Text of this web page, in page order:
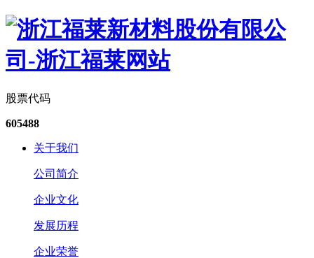
股票代码
605488
关于我们
公司简介
企业文化
发展历程
企业荣誉